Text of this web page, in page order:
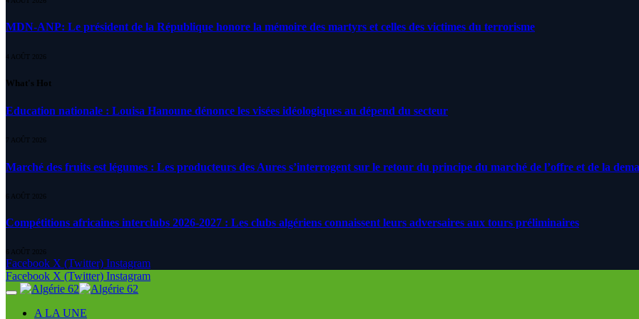
MDN-ANP: Le président de la République honore la mémoire des martyrs et celles des victimes du terrorisme
4 AOÛT 2026
What's Hot
Education nationale : Louisa Hanoune dénonce les visées idéologiques au dépend du secteur
7 AOÛT 2026
Marché des fruits est légumes : Les producteurs des Aures s’interrogent sur le retour du principe du marché de l’offre et de la
6 AOÛT 2026
Compétitions africaines interclubs 2026-2027 : Les clubs algériens connaissent leurs adversaires aux tours préliminaires
6 AOÛT 2026
Facebook X (Twitter) Instagram
Facebook X (Twitter) Instagram
A LA UNE